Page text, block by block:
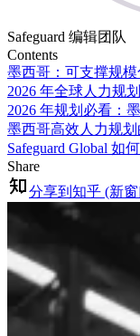
Safeguard 编辑团队
Contents
墨西哥：可支撑规
2026 年全球人力规
2026 年规划必看：
墨西哥高效人力规
Safeguard Global 如
Share
分享到知乎 (新